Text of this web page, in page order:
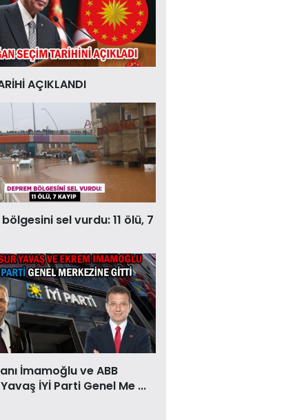
AÇIKLANDI
sel vurdu: 11 ölü, 7
İmamoğlu ve ABB
İYİ Parti Genel Me ...